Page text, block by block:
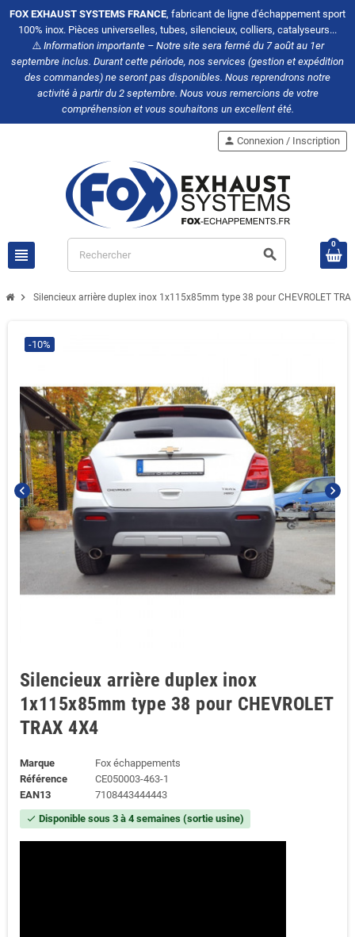
FOX EXHAUST SYSTEMS FRANCE, fabricant de ligne d'échappement sport
100% inox. Pièces universelles, tubes, silencieux, colliers, catalyseurs...
⚠️Information importante – Notre site sera fermé du 7 août au 1er
septembre inclus. Durant cette période, nos services (gestion et expédition
des commandes) ne seront pas disponibles. Nous reprendrons notre
activité à partir du 2 septembre. Nous vous remercions de votre
compréhension et vous souhaitons un excellent été.
view_headline search
person Connexion / Inscription
0
chevron_right Silencieux arrière duplex inox 1x115x85mm type 38 pour CHEVROLET
chevron_left chevron_right
-10%
Silencieux arrière duplex inox
1x115x85mm type 38 pour CHEVROLET
TRAX 4X4
Marque
Fox échappements
Référence
CE050003-463-1
EAN13
7108443444443
check Disponible sous 3 à 4 semaines (sortie usine)